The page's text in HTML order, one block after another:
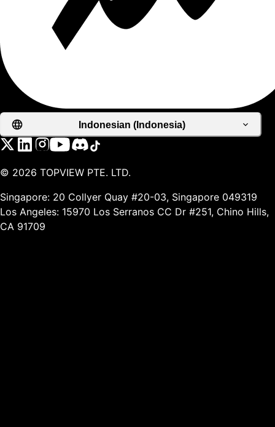
Indonesian (Indonesia)
© 2026 TOPVIEW PTE. LTD.
Singapore: 20 Collyer Quay #20-03, Singapore 049319
Los Angeles: 15970 Los Serranos CC Dr #251, Chino Hills,
CA 91709